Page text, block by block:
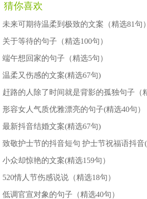
猜你喜欢
未来可期待温柔到极致的文案（精选81句）
关于等待的句子（精选100句）
端午想回家的句子（精选5句）
温柔又伤感的文案(精选67句)
形容女人气质优雅漂亮的句子(精选40句）
最新抖音结婚文案(精选67句)
小众却惊艳的文案(精选159句）
520情人节伤感说说（精选18句）
低调官宣对象的句子（精选40句）